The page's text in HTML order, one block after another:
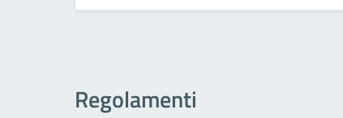
Regolamenti